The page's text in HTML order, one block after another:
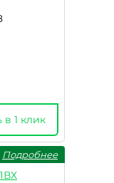
в 1 клик
Подробнее